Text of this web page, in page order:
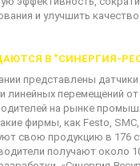
и улучшить
В “СИНЕРГИЯ-
представлены датчики
линейных перемещений
на рынке
фирмы, как Festo, SMC,
свою продукцию в 176
получают около